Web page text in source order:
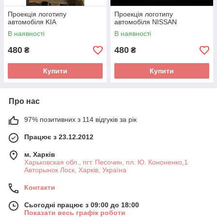
Проекція логотипу
автомобіля KIA
В наявності
480 ₴
Купити
Проекція логотипу
автомобіля NISSAN
В наявності
480 ₴
Купити
Про нас
97% позитивних з 114 відгуків за рік
Працює з 23.12.2012
м. Харків
Харьковская обл., пгт. Песочин, пл. Ю. Кононенко,1
Авторынок Лоск, Харків, Україна
Контакти
Сьогодні працює з 09:00 до 18:00
Показати весь графік роботи